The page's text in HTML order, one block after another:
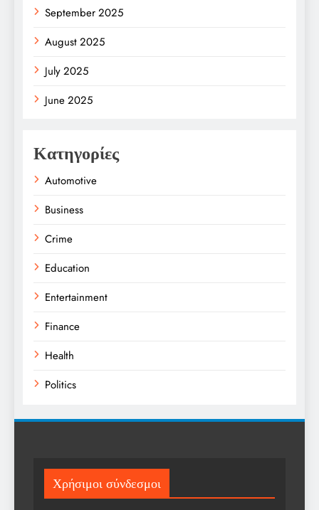
September 2025
August 2025
July 2025
June 2025
Κατηγορίες
Automotive
Business
Crime
Education
Entertainment
Finance
Health
Politics
Sport
Sports
Χρήσιμοι σύνδεσμοι